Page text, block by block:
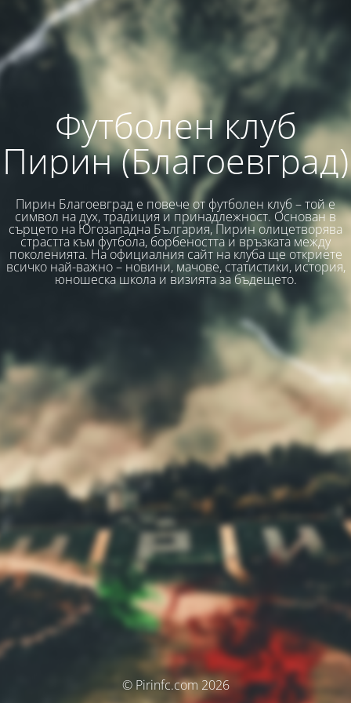
Футболен клуб
Пирин (Благоевград)
Пирин Благоевград е повече от футболен клуб – той е
символ на дух, традиция и принадлежност. Основан в
сърцето на Югозападна България, Пирин олицетворява
страстта към футбола, борбеността и връзката между
поколенията. На официалния сайт на клуба ще откриете
всичко най-важно – новини, мачове, статистики, история,
юношеска школа и визията за бъдещето.
© Pirinfc.com 2026